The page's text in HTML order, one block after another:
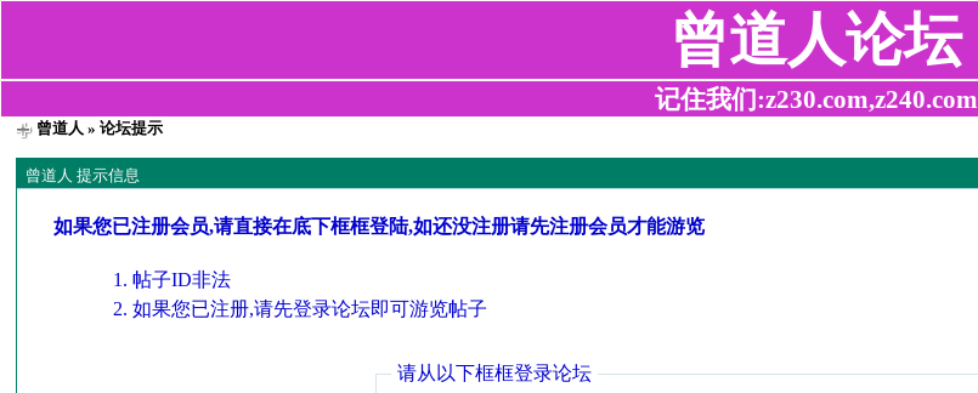
曾道人论坛
记住我们:z230.com,z240.com
曾道人 » 论坛提示
曾道人 提示信息
如果您已注册会员,请直接在底下框框登陆,如还没注册请先注册会员才能游览
帖子ID非法
如果您已注册,请先登录论坛即可游览帖子
请从以下框框登录论坛